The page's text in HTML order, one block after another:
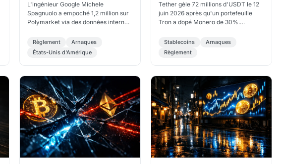
L'ingénieur Google Michele
Spagnuolo a empoché 1,2 million sur
Polymarket via des données internes.
pour fraude et…
Règlement
Arnaques
États-Unis d'Amérique
blanchiment de 120
millions
Tether gèle 72 millions d'USDT le 12
juin 2026 après qu'un portefeuille
Tron a dopé Monero de 30%.
120 millions rendu…
Stablecoins
Arnaques
Règlement